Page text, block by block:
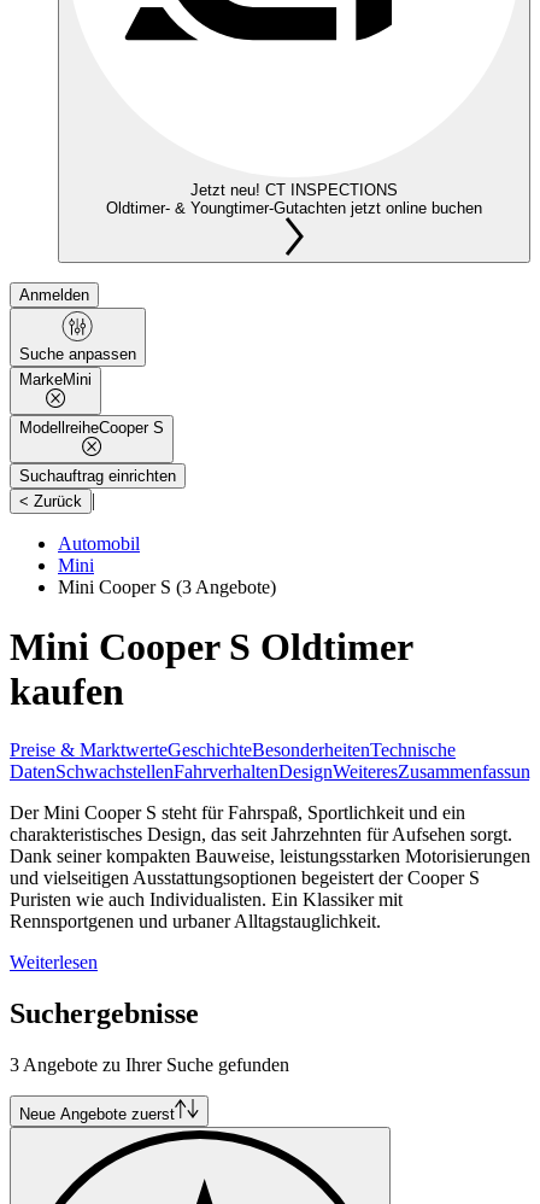
Jetzt neu! CT INSPECTIONS
Oldtimer- & Youngtimer-Gutachten jetzt online buchen
Anmelden
Suche anpassen
MarkeMini
ModellreiheCooper S
Suchauftrag einrichten
< Zurück |
Automobil
Mini
Mini Cooper S (3 Angebote)
Mini Cooper S Oldtimer
kaufen
Preise & MarktwerteGeschichteBesonderheitenTechnische
DatenSchwachstellenFahrverhaltenDesignWeiteresZusammenfassung
Der Mini Cooper S steht für Fahrspaß, Sportlichkeit und ein
charakteristisches Design, das seit Jahrzehnten für Aufsehen sorgt.
Dank seiner kompakten Bauweise, leistungsstarken Motorisierungen
und vielseitigen Ausstattungsoptionen begeistert der Cooper S
Puristen wie auch Individualisten. Ein Klassiker mit
Rennsportgenen und urbaner Alltagstauglichkeit.
Weiterlesen
Suchergebnisse
3 Angebote zu Ihrer Suche gefunden
Neue Angebote zuerst